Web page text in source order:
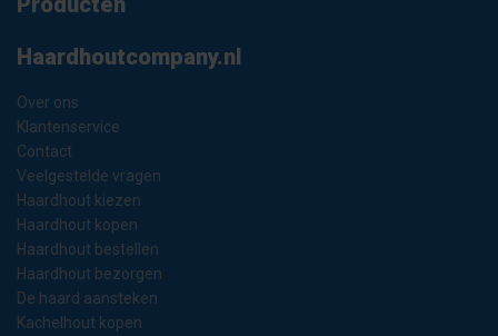
Haardhoutcompany.nl
Over ons
Klantenservice
Contact
Veelgestelde vragen
Haardhout kiezen
Haardhout kopen
Haardhout bestellen
Haardhout bezorgen
De haard aansteken
Kachelhout kopen